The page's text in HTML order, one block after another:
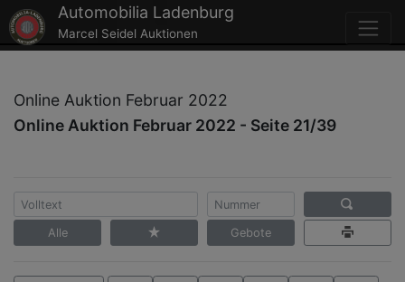
Automobilia Ladenburg
Marcel Seidel Auktionen
Online Auktion Februar 2022
Online Auktion Februar 2022 - Seite 21/39
Alle Gebote